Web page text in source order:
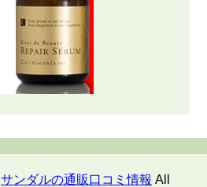
サンダルの通販口コミ情報 All